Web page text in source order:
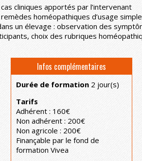
cas cliniques apportés par l’intervenant
homéopathiques d’usage simple
un élevage : observation des
choix des rubriques
Infos complémentaires
Durée de formation 2 jour(s)
Tarifs
Adhérent : 160€
Non adhérent : 200€
Non agricole : 200€
Finançable par le fond de
formation Vivea